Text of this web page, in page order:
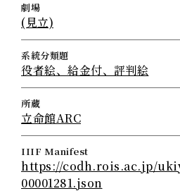
劇場
(見立)
系統分類題
役者絵、給金付、評判絵
所蔵
立命館ARC
IIIF Manifest
https://codh.rois.ac.jp/
00001281.json